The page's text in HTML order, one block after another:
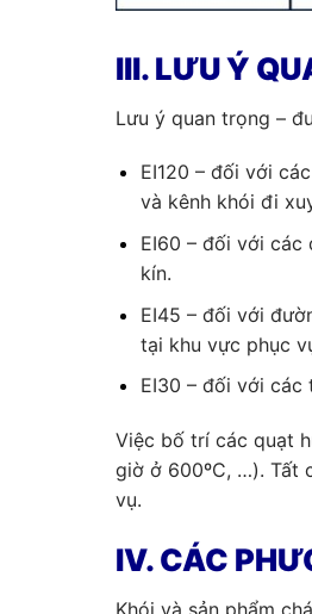
III. LƯU Ý
Lưu ý quan trọng –
EI120 – đối với
và kênh khói đi
EI60 – đối với các
kín.
EI45 – đối với
tại khu vực phục
EI30 – đối với các
Việc bố trí các quạt
giờ ở 600ºC, …). Tất
vụ.
IV. CÁC
Khói và sản phẩm